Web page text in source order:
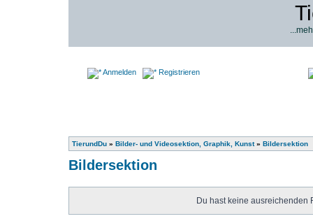
Anmelden Registrieren
TierundDu » Bilder- und Videosektion, Graphik, Kunst» Bildersektion
Bildersektion
Du hast keine ausreichenden